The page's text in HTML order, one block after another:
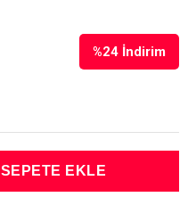
%24 İndirim